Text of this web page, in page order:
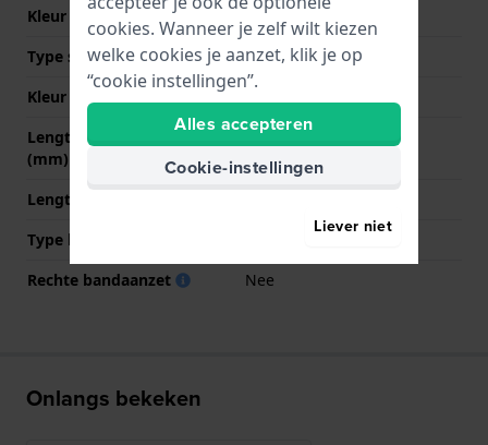
Kleur Band
Zwart
Type sluiting
Gesp
Kleur sluiting
Lengte band op 12 uur
(mm)
80 mm
Lengte band op 6 uur (mm)
Type bevestiging
Rechte bandaanzet
Nee
Onlangs bekeken
cookies. Wanneer je zelf wilt kiezen
welke cookies je aanzet, klik je op
“cookie instellingen”.
Alles accepteren
Cookie-instellingen
Liever niet